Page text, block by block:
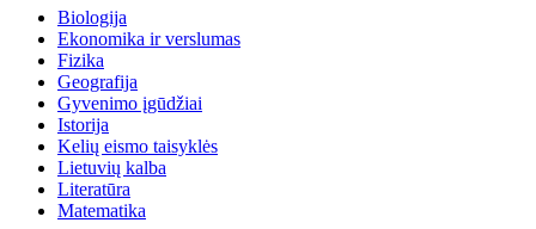
Biologija
Ekonomika ir verslumas
Fizika
Geografija
Gyvenimo įgūdžiai
Istorija
Kelių eismo taisyklės
Lietuvių kalba
Literatūra
Matematika